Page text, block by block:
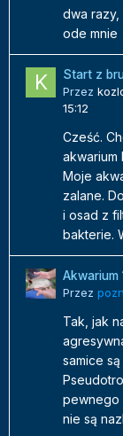
dwa razy,
ode mnie
Start z
Przez
15:12
Cześć.
akwarium
Moje
zalane.
i osad z
bakterie.
Przez
Tak, jak
samice
pewnego
nie są